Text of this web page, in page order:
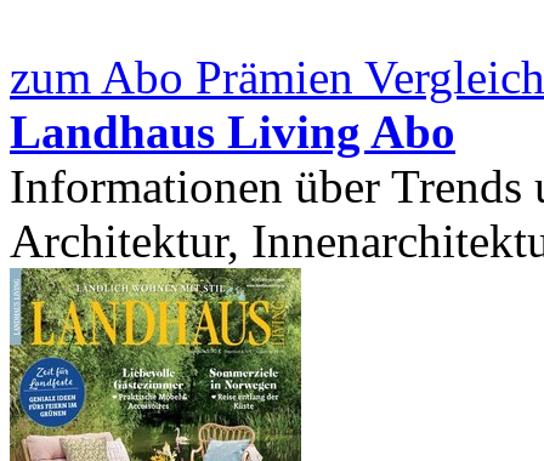
zum Abo Prämien
Landhaus Living Abo
Informationen über
Architektur,